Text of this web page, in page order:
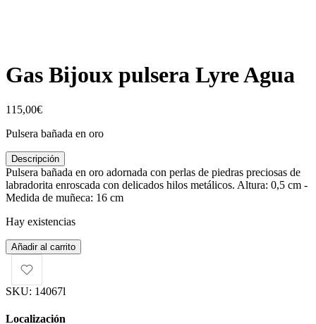
Gas Bijoux pulsera Lyre Agua
115,00€
Pulsera bañada en oro
Descripción
Pulsera bañada en oro adornada con perlas de piedras preciosas de
labradorita enroscada con delicados hilos metálicos. Altura: 0,5 cm -
Medida de muñeca: 16 cm
Hay existencias
Gas
Bijoux
pulsera
Lyre
Agua
Añadir al carrito
SKU: 14067l
Localización